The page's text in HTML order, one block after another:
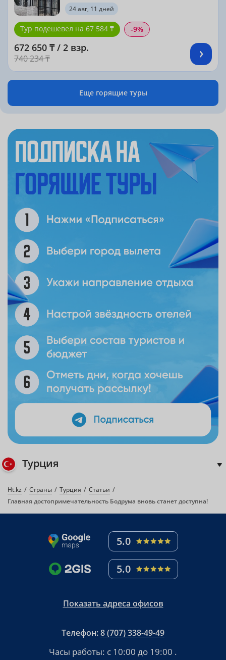
24 авг, 11 дней
Тур подешевел на 67 584 ₸ -9%
672 650 ₸ / 2 взр.
740 234 ₸
Еще горящие туры
Турция
Ht.kz Страны Турция
Статьи
Главная достопримечательность Бодрума вновь станет доступна!
5.0
5.0
Показать адреса офисов
Телефон:8 (707) 338-49-49
Часы работы: с 10:00 до 19:00 .